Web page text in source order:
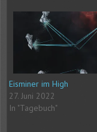
Eisminer im High
27. Juni 2022
In "Tagebuch"